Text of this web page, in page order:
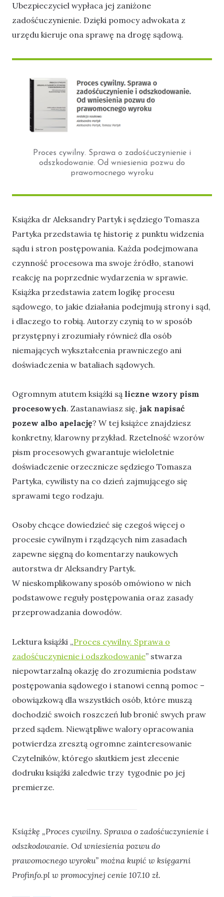
Ubezpieczyciel wypłaca jej zaniżone
zadośćuczynienie. Dzięki pomocy adwokata z
urzędu kieruje ona sprawę na drogę sądową.
Proces cywilny. Sprawa o zadośćuczynienie i
odszkodowanie. Od wniesienia pozwu do
prawomocnego wyroku
Książka dr Aleksandry Partyk i sędziego Tomasza
Partyka przedstawia tę historię z punktu widzenia
sądu i stron postępowania. Każda podejmowana
czynność procesowa ma swoje źródło, stanowi
reakcję na poprzednie wydarzenia w sprawie.
Książka przedstawia zatem logikę procesu
sądowego, to jakie działania podejmują strony i sąd,
i dlaczego to robią. Autorzy czynią to w sposób
przystępny i zrozumiały również dla osób
niemających wykształcenia prawniczego ani
doświadczenia w bataliach sądowych.
Ogromnym atutem książki są liczne wzory pism
procesowych. Zastanawiasz się, jak napisać
pozew albo apelację? W tej książce znajdziesz
konkretny, klarowny przykład. Rzetelność wzorów
pism procesowych gwarantuje wieloletnie
doświadczenie orzecznicze sędziego Tomasza
Partyka, cywilisty na co dzień zajmującego się
sprawami tego rodzaju.
Osoby chcące dowiedzieć się czegoś więcej o
procesie cywilnym i rządzących nim zasadach
zapewne sięgną do komentarzy naukowych
autorstwa dr Aleksandry Partyk.
W nieskomplikowany sposób omówiono w nich
podstawowe reguły postępowania oraz zasady
przeprowadzania dowodów.
Lektura książki „Proces cywilny. Sprawa o
zadośćuczynienie i odszkodowanie” stwarza
niepowtarzalną okazję do zrozumienia podstaw
postępowania sądowego i stanowi cenną pomoc –
obowiązkową dla wszystkich osób, które muszą
dochodzić swoich roszczeń lub bronić swych praw
przed sądem. Niewątpliwe walory opracowania
potwierdza zresztą ogromne zainteresowanie
Czytelników, którego skutkiem jest zlecenie
dodruku książki zaledwie trzy tygodnie po jej
premierze.
Książkę „Proces cywilny. Sprawa o zadośćuczynienie i
odszkodowanie. Od wniesienia pozwu do
prawomocnego wyroku” można kupić w księgarni
Profinfo.pl w promocyjnej cenie 107.10 zł.